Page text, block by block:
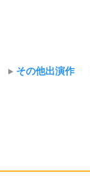
その他出演作